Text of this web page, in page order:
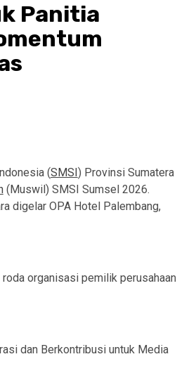
Panitia
(SMSI ) Provinsi Sumatera
(Muswil) SMSI Sumsel 2026.
digelar OPA Hotel Palembang,
organisasi pemilik perusahaan
dan Berkontribusi untuk Media